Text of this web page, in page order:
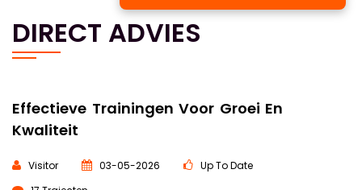
DIRECT ADVIES
Effectieve Trainingen Voor Groei En
Kwaliteit
Visitor 03-05-2026
Up To Date